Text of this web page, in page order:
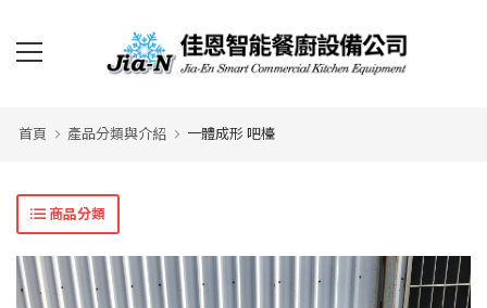
首頁 產品分類與介紹 一體成形 吧檯
商品分類